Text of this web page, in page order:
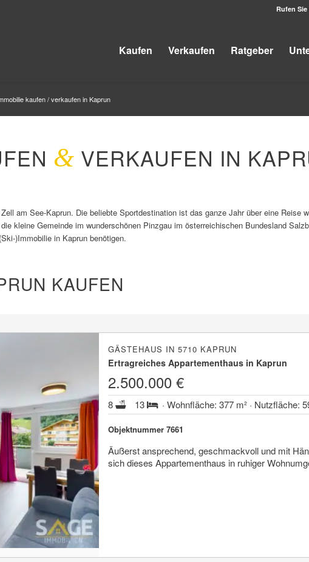
Rufen
Kaufen Verkaufen Ratgeber
kaufen / verkaufen in Kaprun
& VERKAUFEN IN
am See-Kaprun. Die beliebte Sportdestination ist das ganze Jahr über eine Reise
kleine Gemeinde im wunderschönen Pinzgau im österreichischen Bundesland
)Immobilie in Kaprun benötigen.
KAUFEN
GÄSTEHAUS IN 5710 KAPRUN
Ertragreiches Appartementhaus in Kaprun
2.500.000 €
8 13 · Wohnfläche: 377 m² · Nutzfläche:
Objektnummer 7661
Äußerst ansprechend, geschmackvoll und mit
sich dieses Appartementhaus in ruhiger